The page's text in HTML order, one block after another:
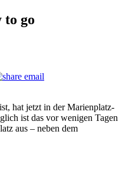
to go
hat jetzt in der Marienplatz-
ist das vor wenigen Tagen
aus – neben dem